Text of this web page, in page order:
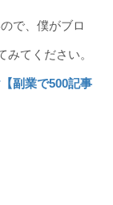
で、僕がブロ
てください。
副業で500記事